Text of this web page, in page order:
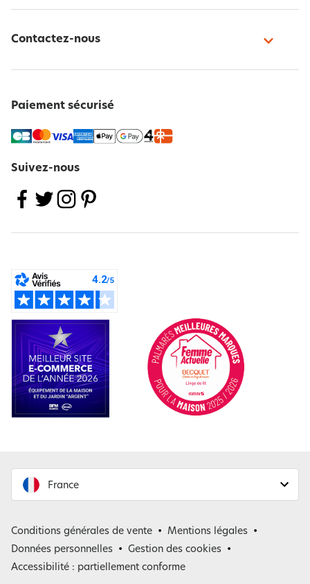
Contactez-nous
Paiement sécurisé
Suivez-nous
France
Belgique
Conditions générales de vente
Mentions légales
Données personnelles
Gestion des cookies
Accessibilité : partiellement conforme